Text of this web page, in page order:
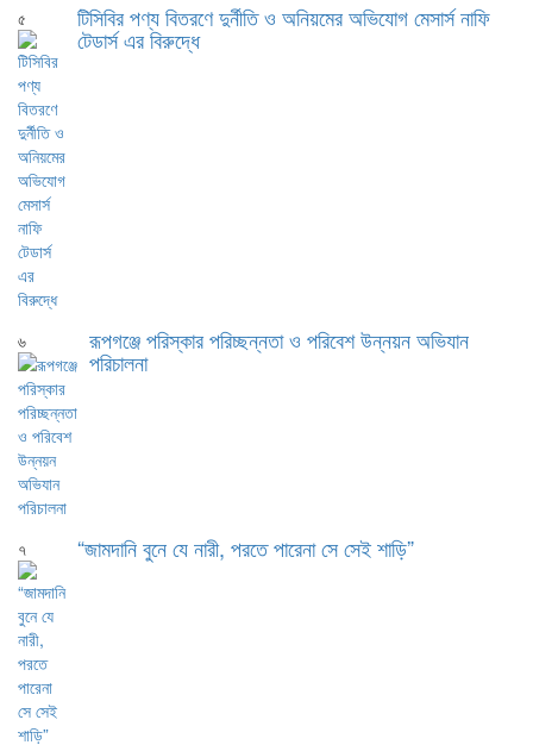
৫ টিসিবির পণ্য বিতরণে দুর্নীতি ও অনিয়মের অভিযোগ মেসার্স নাফি
টেডার্স এর বিরুদ্ধে
৬ রূপগঞ্জে পরিস্কার পরিচ্ছন্নতা ও পরিবেশ উন্নয়ন অভিযান
পরিচালনা
৭ “জামদানি বুনে যে নারী, পরতে পারেনা সে সেই শাড়ি”